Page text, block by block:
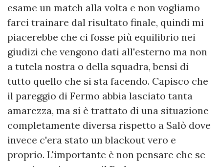
esame un match alla volta e non vogliamo
farci trainare dal risultato finale, quindi mi
piacerebbe che ci fosse più equilibrio nei
giudizi che vengono dati all'esterno ma non
a tutela nostra o della squadra, bensì di
tutto quello che si sta facendo. Capisco che
il pareggio di Fermo abbia lasciato tanta
amarezza, ma si è trattato di una situazione
completamente diversa rispetto a Salò dove
invece c'era stato un blackout vero e
proprio. L'importante è non pensare che se